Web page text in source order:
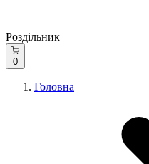
Роздільник
0
Головна